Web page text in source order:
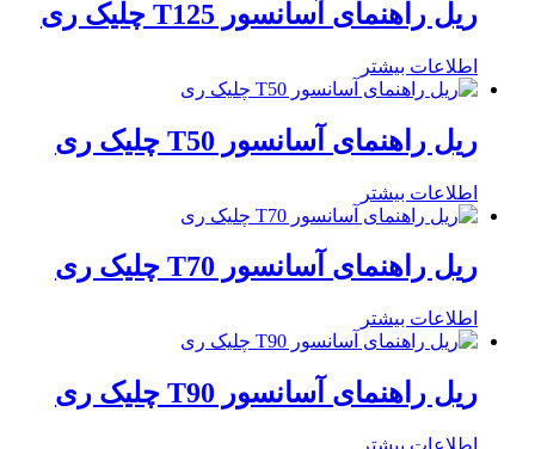
ریل راهنمای آسانسور T125 چلیک ری
اطلاعات بیشتر
ریل راهنمای آسانسور T50 چلیک ری
اطلاعات بیشتر
ریل راهنمای آسانسور T70 چلیک ری
اطلاعات بیشتر
ریل راهنمای آسانسور T90 چلیک ری